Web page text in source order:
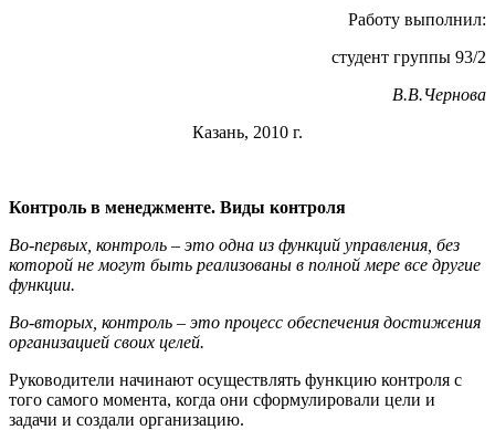
Работу выполнил:
студент группы 93/2
В.В.Чернова
Казань, 2010 г.
Контроль в менеджменте. Виды контроля
Во-первых, контроль – это одна из функций управления, без
которой не могут быть реализованы в полной мере все другие
функции.
Во-вторых, контроль – это процесс обеспечения достижения
организацией своих целей.
Руководители начинают осуществлять функцию контроля с
того самого момента, когда они сформулировали цели и
задачи и создали организацию.